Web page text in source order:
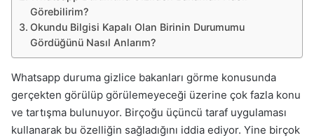
Görebilirim?
Okundu Bilgisi Kapalı Olan Birinin Durumumu
Gördüğünü Nasıl Anlarım?
Whatsapp duruma gizlice bakanları görme konusunda
gerçekten görülüp görülemeyeceği üzerine çok fazla konu
ve tartışma bulunuyor. Birçoğu üçüncü taraf uygulaması
kullanarak bu özelliğin sağladığını iddia ediyor. Yine birçok